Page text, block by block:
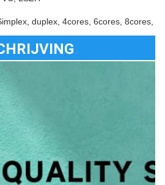
duplex, 4cores, 6cores, 8cores,